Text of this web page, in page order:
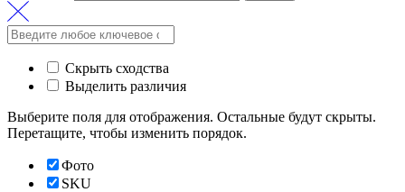
Скрыть сходства
Выделить различия
Выберите поля для отображения. Остальные будут скрыты.
Перетащите, чтобы изменить порядок.
Фото
SKU